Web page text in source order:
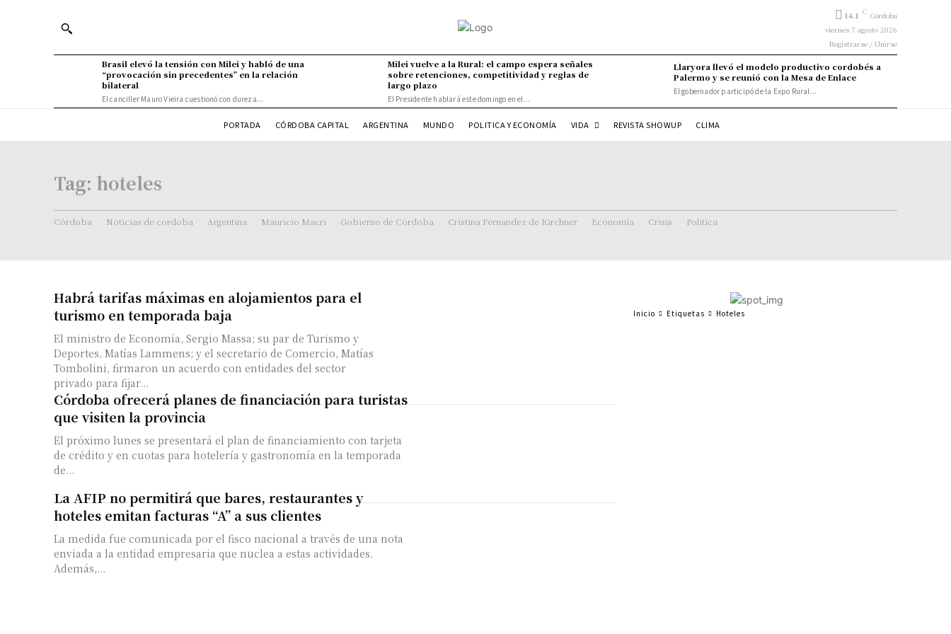
14.1 C Córdoba
viernes 7 agosto 2026
Registrarse / Unirse
Brasil elevó la tensión con Milei y habló de una
“provocación sin precedentes” en la relación
bilateral
El canciller Mauro Vieira cuestionó con dureza...
Milei vuelve a la Rural: el campo espera señales
sobre retenciones, competitividad y reglas de
largo plazo
El Presidente hablará este domingo en el...
Llaryora llevó el modelo productivo cordobés a
Palermo y se reunió con la Mesa de Enlace
El gobernador participó de la Expo Rural...
PORTADA CÓRDOBA CAPITAL ARGENTINA MUNDO POLITICA Y ECONOMÍA VIDA REVISTA SHOWUP CLIMA
Tag: hoteles
Córdoba Noticias de cordoba Argentina Mauricio Macri Gobierno de Córdoba Cristina Fernandez de Kirchner Economía Crisis Politica
Habrá tarifas máximas en alojamientos para el
turismo en temporada baja
El ministro de Economía, Sergio Massa; su par de Turismo y
Deportes, Matías Lammens; y el secretario de Comercio, Matías
Tombolini, firmaron un acuerdo con entidades del sector
privado para fijar...
Córdoba ofrecerá planes de financiación para turistas
que visiten la provincia
El próximo lunes se presentará el plan de financiamiento con tarjeta
de crédito y en cuotas para hotelería y gastronomía en la temporada
de...
La AFIP no permitirá que bares, restaurantes y
hoteles emitan facturas “A” a sus clientes
La medida fue comunicada por el fisco nacional a través de una nota
enviada a la entidad empresaria que nuclea a estas actividades.
Además,...
Inicio Etiquetas Hoteles